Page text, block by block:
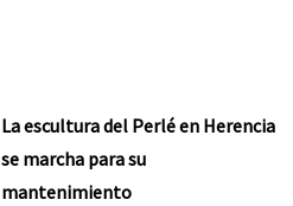
La escultura del Perlé en Herencia
se marcha para su
mantenimiento